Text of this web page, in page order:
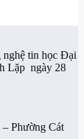
nghệ tin học Đại
Lặp ngày 28
Phường Cát